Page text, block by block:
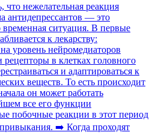
нежелательная реакция
антидепрессантов — это
временная ситуация. В первые
к лекарству:
уровень нейромедиаторов
в клетках головного
и адаптироваться к
веществ. То есть происходит
он может работать
все его функции
побочные реакции в этот период
➡️ Когда проходят